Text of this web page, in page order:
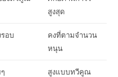
สูงสุด
อบ
คงที่ตามจำนวน
หนุน
สูงแบบทวีคูณ